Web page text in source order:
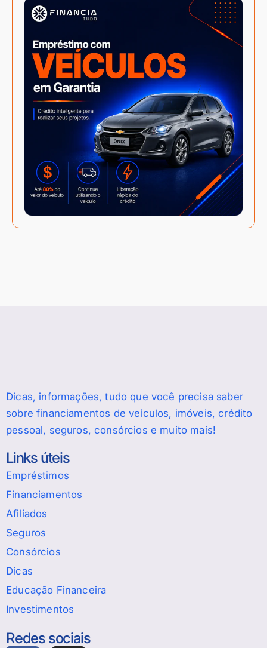
Dicas, informações, tudo que você precisa saber
sobre financiamentos de veículos, imóveis, crédito
pessoal, seguros, consórcios e muito mais!
Links úteis
Empréstimos
Financiamentos
Afiliados
Seguros
Consórcios
Dicas
Educação Financeira
Investimentos
Redes sociais